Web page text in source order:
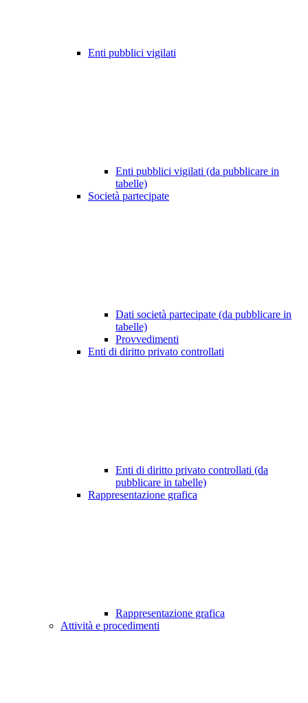
Enti pubblici vigilati
Enti pubblici vigilati (da pubblicare in
tabelle)
Società partecipate
Dati società partecipate (da pubblicare in
tabelle)
Provvedimenti
Enti di diritto privato controllati
Enti di diritto privato controllati (da
pubblicare in tabelle)
Rappresentazione grafica
Rappresentazione grafica
Attività e procedimenti